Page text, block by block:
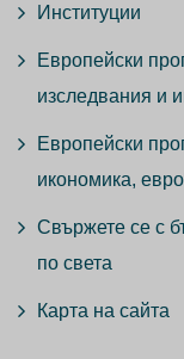
Институции
Европейски
изследвания и
Европейски
икономика,
Свържете се с
по света
Карта на сайта